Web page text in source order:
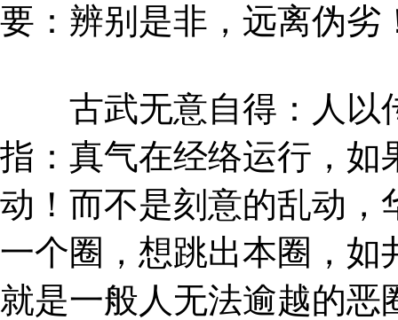
要：辨别是非，远离伪劣
古武无意自得：人以
指：真气在经络运行，如
动！而不是刻意的乱动，
一个圈，想跳出本圈，如
就是一般人无法逾越的恶